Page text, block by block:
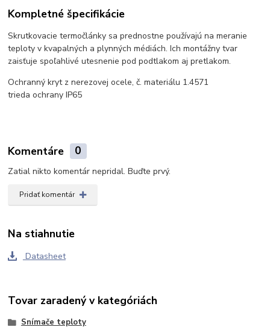
Kompletné špecifikácie
Skrutkovacie termočlánky sa prednostne používajú na meranie
teploty v kvapalných a plynných médiách. Ich montážny tvar
zaisťuje spoľahlivé utesnenie pod podtlakom aj pretlakom.
Ochranný kryt z nerezovej ocele, č. materiálu 1.4571
trieda ochrany IP65
Komentáre 0
Zatial nikto komentár nepridal. Buďte prvý.
Pridať komentár
Na stiahnutie
Datasheet
Tovar zaradený v kategóriách
Snímače teploty